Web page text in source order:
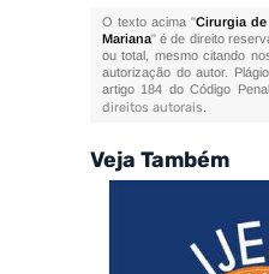
O texto acima "Cirurgia
Mariana" é de direito
ou total, mesmo citando
autorização do autor.
artigo 184 do Código
direitos autorais.
Veja Também